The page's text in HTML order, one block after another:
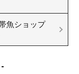
魚ショップ